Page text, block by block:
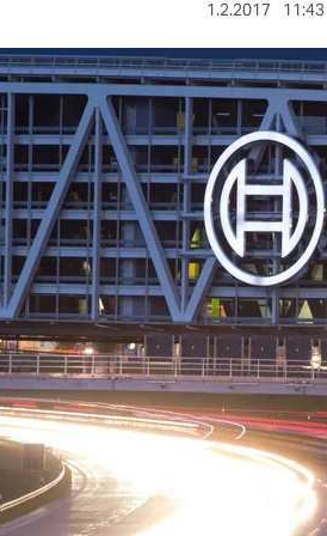
nord
wahrheit
verlag
verlag
veranstaltungen
shop
fragen & hilfe
unterstützen
abo
genossenschaft
1.2.2017